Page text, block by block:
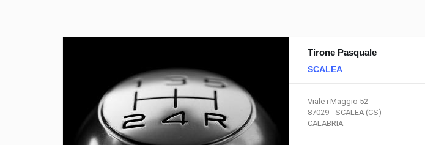
Tirone Pasquale
SCALEA
Viale i Maggio 52
87029 - SCALEA (CS)
CALABRIA